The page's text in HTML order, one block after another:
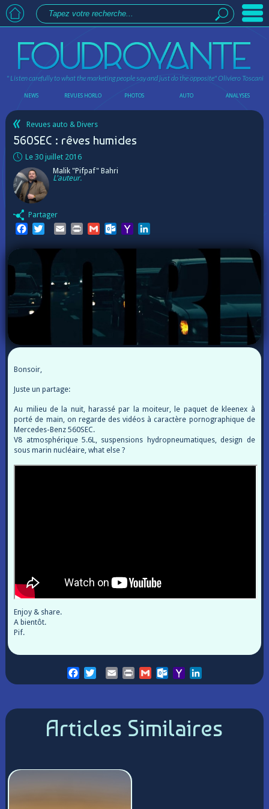
" Listen carefully to what the marketing people say and just do the opposite"Oliviero Toscani
NEWS REVUES HORLO PHOTOS AUTO ANALYSES
Revues auto & Divers
560SEC : rêves humides
Le 30 juillet 2016
Malik "Pifpaf" Bahri
L'auteur.
Partager
FacebookTwitterEmailPrint GmailOutlook.com
Yahoo
Bonsoir,
Juste un partage:
Au milieu de la nuit, harassé par la moiteur, le paquet de kleenex à
porté de main, on regarde des vidéos à caractère pornographique de
Mercedes-Benz 560SEC.
V8 atmosphérique 5.6L, suspensions hydropneumatiques, design de
sous marin nucléaire, what else ?
Enjoy & share.
A bientôt.
Pif.
FacebookTwitterEmailPrint GmailOutlook.com
Yahoo
Mail
Articles Similaires